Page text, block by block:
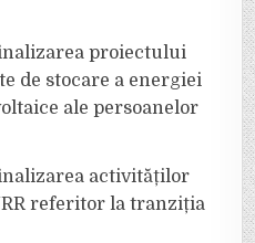
proiectului
de stocare a energiei
ale persoanelor
activităților
referitor la tranziția